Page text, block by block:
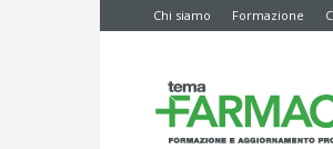
Chi siamo Formazione
News